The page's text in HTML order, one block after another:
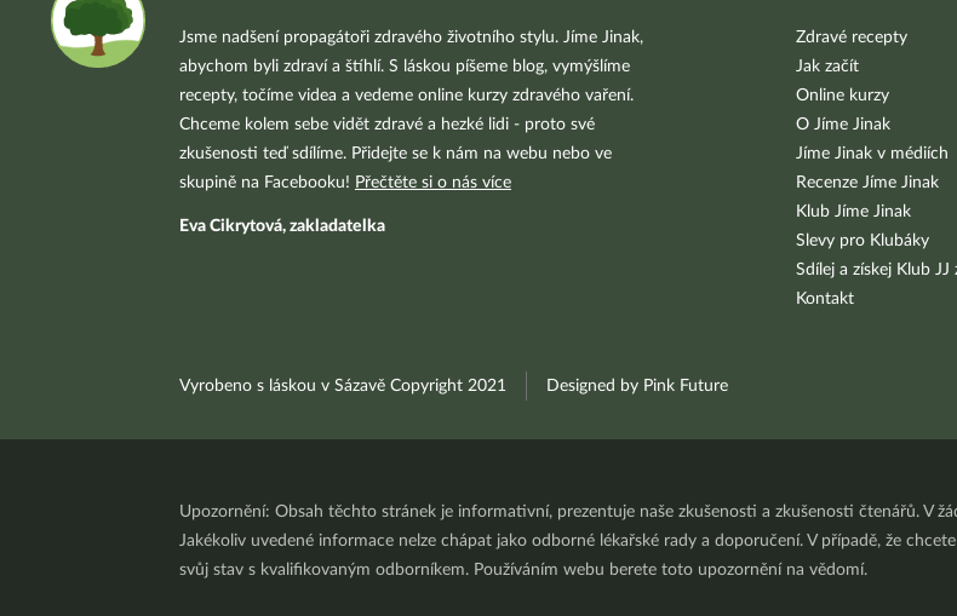
Jsme nadšení propagátoři zdravého životního stylu. Jíme Jinak,
abychom byli zdraví a štíhlí. S láskou píšeme blog, vymýšlíme
recepty, točíme videa a vedeme online kurzy zdravého vaření.
Chceme kolem sebe vidět zdravé a hezké lidi - proto své
zkušenosti teď sdílíme. Přidejte se k nám na webu nebo ve
skupině na Facebooku! Přečtěte si o nás více
Eva Cikrytová, zakladatelka
Zdravé recepty
Jak začít
Online kurzy
O Jíme Jinak
Jíme Jinak v médiích
Recenze Jíme Jinak
Klub Jíme Jinak
Slevy pro Klubáky
Sdílej a získej Klub JJ
Kontakt
Vyrobeno s láskou v Sázavě Copyright 2021 Designed by Pink Future
Upozornění: Obsah těchto stránek je informativní, prezentuje naše zkušenosti a zkušenosti čtenářů. V
Jakékoliv uvedené informace nelze chápat jako odborné lékařské rady a doporučení. V případě, že
svůj stav s kvalifikovaným odborníkem. Používáním webu berete toto upozornění na vědomí.